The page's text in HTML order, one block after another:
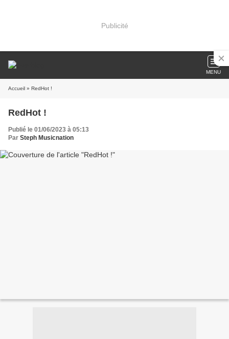
Publicité
MENU
Accueil » RedHot !
RedHot !
Publié le 01/06/2023 à 05:13
Par Steph Musicnation